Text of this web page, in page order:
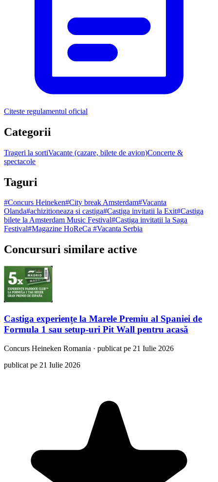
Citeste regulamentul oficial
Categorii
Trageri la sortiVacante (cazare, bilete de avion)Concerte &
spectacole
Taguri
#Concurs Heineken#City break Amsterdam#Vacanta
Olanda#achizitioneaza si castiga#Castiga invitatii la Exit#Castiga
bilete la Amsterdam Music Festival#Castiga invitatii la Saga
Festival#Magazine HoReCa #Vacanta Serbia
Concursuri similare active
Castiga experiențe la Marele Premiu al Spaniei de
Formula 1 sau setup-uri Pit Wall pentru acasă
Concurs Heineken Romania · publicat pe 21 Iulie 2026
publicat pe 21 Iulie 2026